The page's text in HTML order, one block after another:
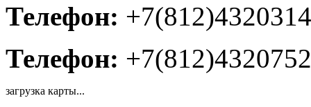
Телефон: +7(812)4320314
Телефон: +7(812)4320752
загрузка карты...